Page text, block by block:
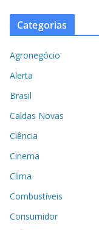
Categorias
Agronegócio
Alerta
Brasil
Caldas Novas
Ciência
Cinema
Clima
Combustíveis
Consumidor